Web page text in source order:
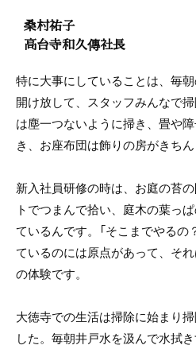
桑村祐子
高台寺和久傳社長
特に大事にしていることは、毎
開け放して、スタッフみんなで
は塵一つないように掃き、畳や
き、お座布団は飾りの房がきちん
新入社員研修の時は、お庭の苔
トでつまんで拾い、庭木の葉っ
ているんです。「そこまでやるの
ているのには原点があって、そ
の体験です。
大徳寺での生活は掃除に始まり
した。毎朝井戸水を汲んで水拭